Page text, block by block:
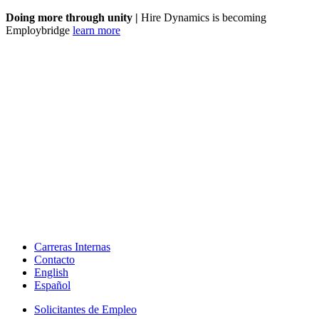
Doing more through unity | Hire Dynamics is becoming
Employbridge learn more
Carreras Internas
Contacto
English
Español
Solicitantes de Empleo